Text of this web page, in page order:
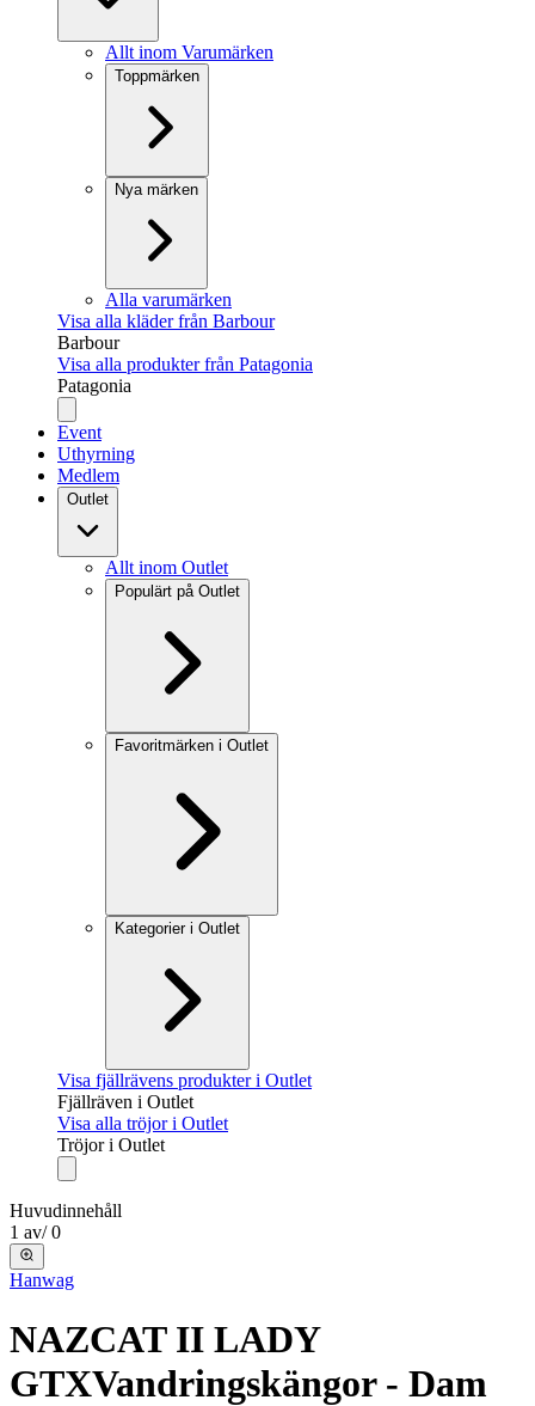
Allt inom Varumärken
Toppmärken
Nya märken
Alla varumärken
Visa alla kläder från Barbour
Barbour
Visa alla produkter från Patagonia
Patagonia
Event
Uthyrning
Medlem
Outlet
Allt inom Outlet
Populärt på Outlet
Favoritmärken i Outlet
Kategorier i Outlet
Visa fjällrävens produkter i Outlet
Fjällräven i Outlet
Visa alla tröjor i Outlet
Tröjor i Outlet
Huvudinnehåll
1 av/ 0
Hanwag
NAZCAT II LADY
GTXVandringskängor - Dam